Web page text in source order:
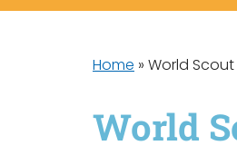
Home » World
World